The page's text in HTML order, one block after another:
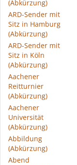
(Abkürzung)
ARD-Sender mit
Sitz in Hamburg
(Abkürzung)
ARD-Sender mit
Sitz in Köln
(Abkürzung)
Aachener
Reitturnier
(Abkürzung)
Aachener
Universität
(Abkürzung)
Abbildung
(Abkürzung)
Abend